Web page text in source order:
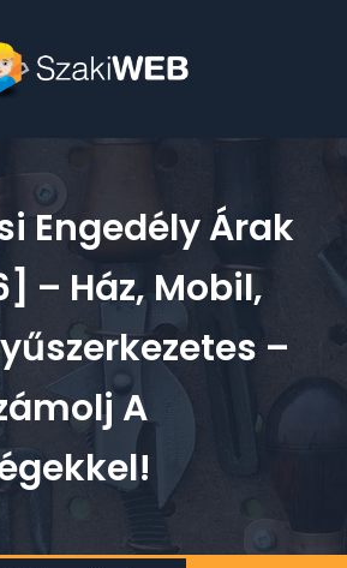
Engedély Árak
– Ház, Mobil,
–
A